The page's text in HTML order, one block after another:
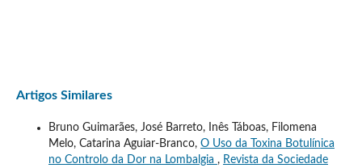
Artigos Similares
Bruno Guimarães, José Barreto, Inês Táboas, Filomena
Melo, Catarina Aguiar-Branco, O Uso da Toxina Botulínica
no Controlo da Dor na Lombalgia , Revista da Sociedade